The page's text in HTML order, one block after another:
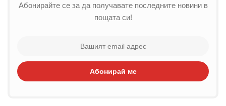
Абонирайте се за да получавате последните новини в
пощата си!
Абонирай ме